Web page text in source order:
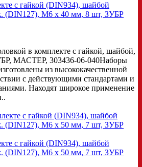
с гайкой (DIN934), шайбой
(DIN127), M6 x 40 мм, 8 шт, ЗУБР
в комплекте с гайкой, шайбой,
МАСТЕР, 303436-06-040Наборы
из высококачественной
с действующими стандартами и
Находят широкое применение
с гайкой (DIN934), шайбой
(DIN127), M6 x 50 мм, 7 шт, ЗУБР